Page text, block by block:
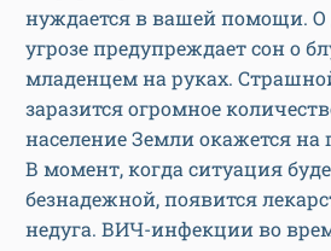
нуждается в вашей помощи. О
угрозе предупреждает сон о
младенцем на руках.
заразится огромное
население Земли окажется
В момент, когда ситуация
безнадежной, появится
недуга. ВИЧ-инфекции во